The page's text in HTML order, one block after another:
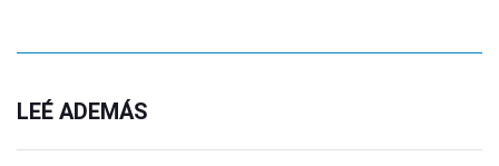
LEÉ ADEMÁS